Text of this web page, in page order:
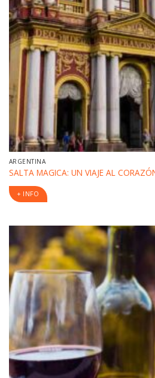
ARGENTINA
SALTA MAGICA: UN VIAJE AL
+ INFO